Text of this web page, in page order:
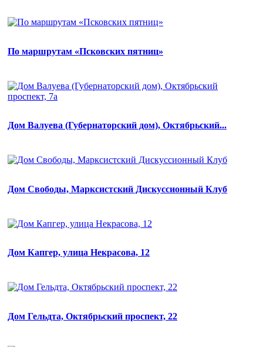
По маршрутам «Псковских пятниц»
Дом Валуева (Губернаторский дом), Октябрьский...
Дом Cвободы, Марксистский Дискуссионный Клуб
Дом Капгер, улица Некрасова, 12
Дом Гельдта, Октябрьский проспект, 22